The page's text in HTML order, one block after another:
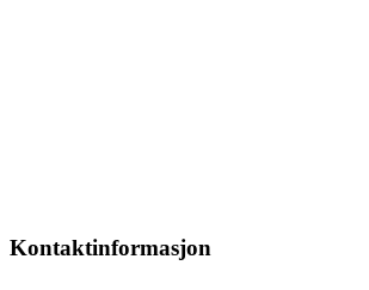
Kontaktinformasjon